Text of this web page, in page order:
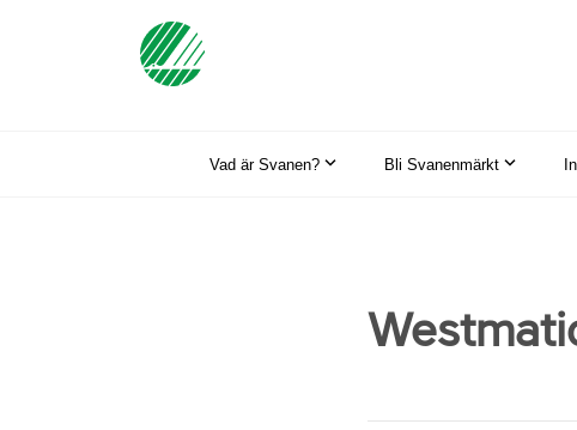
Vad är Svanen? Bli Svanenmärkt